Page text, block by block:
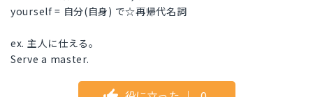
yourself = 自分(自身) で☆再帰代名詞
ex. 主人に仕える。
Serve a master.